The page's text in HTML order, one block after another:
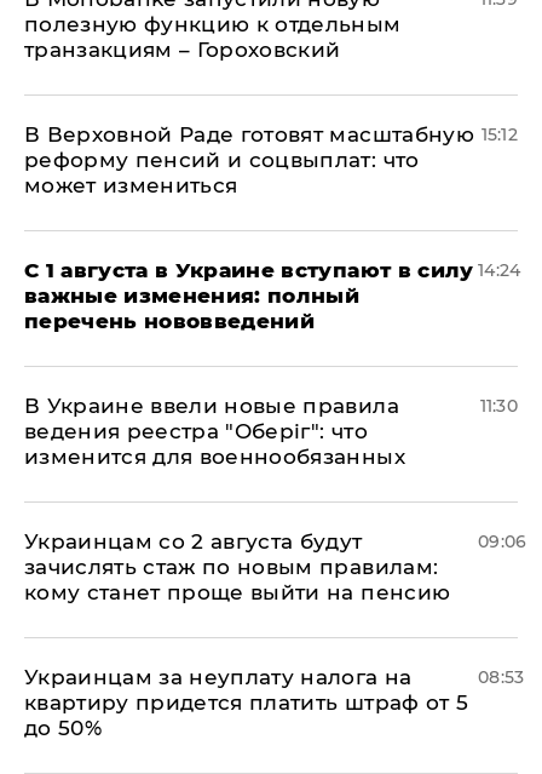
полезную функцию к отдельным
транзакциям – Гороховский
В Верховной Раде готовят масштабную
реформу пенсий и соцвыплат: что
может измениться
15:12
С 1 августа в Украине вступают в силу
важные изменения: полный
перечень нововведений
14:24
В Украине ввели новые правила
ведения реестра "Оберіг": что
изменится для военнообязанных
11:30
Украинцам со 2 августа будут
зачислять стаж по новым правилам:
кому станет проще выйти на пенсию
09:06
Украинцам за неуплату налога на
квартиру придется платить штраф от 5
до 50%
08:53